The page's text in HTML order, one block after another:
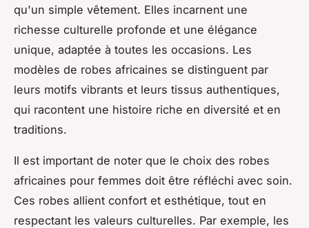
qu'un simple vêtement. Elles incarnent une
richesse culturelle profonde et une élégance
unique, adaptée à toutes les occasions. Les
modèles de robes africaines se distinguent par
leurs motifs vibrants et leurs tissus authentiques,
qui racontent une histoire riche en diversité et en
traditions.
Il est important de noter que le choix des robes
africaines pour femmes doit être réfléchi avec soin.
Ces robes allient confort et esthétique, tout en
respectant les valeurs culturelles. Par exemple, les